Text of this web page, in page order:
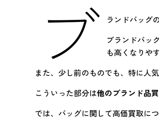
ブ ランドバッグ
ブランドバッ
も高くなりや
また、少し前のものでも、特に人
こういった部分は他のブランド品
では、バッグに関して高価買取に